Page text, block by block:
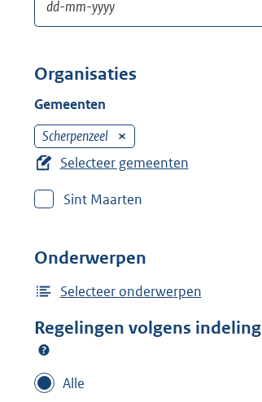
Organisaties
Gemeenten
Scherpenzeel
e
w
d
e
f
Selecteer gemeenten
Sint Maarten
Onderwerpen
Selecteer onderwerpen
Regelingen volgens indeling
Alle